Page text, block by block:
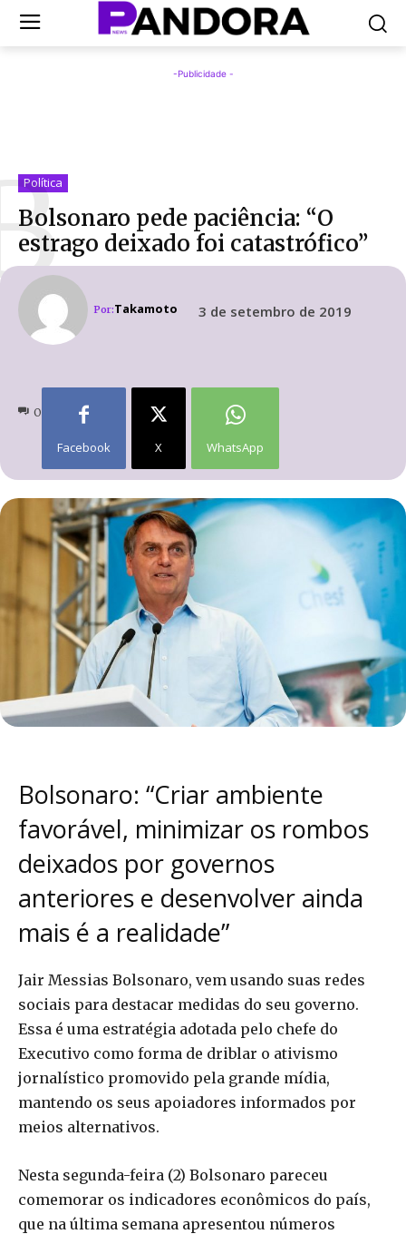
-Publicidade -
Política
Bolsonaro pede paciência: “O
estrago deixado foi catastrófico”
Por:Takamoto 3 de setembro de 2019
0
Facebook X WhatsApp
Bolsonaro: “Criar ambiente
favorável, minimizar os rombos
deixados por governos
anteriores e desenvolver ainda
mais é a realidade”
Jair Messias Bolsonaro, vem usando suas redes
sociais para destacar medidas do seu governo.
Essa é uma estratégia adotada pelo chefe do
Executivo como forma de driblar o ativismo
jornalístico promovido pela grande mídia,
mantendo os seus apoiadores informados por
meios alternativos.
Nesta segunda-feira (2) Bolsonaro pareceu
comemorar os indicadores econômicos do país,
que na última semana apresentou números